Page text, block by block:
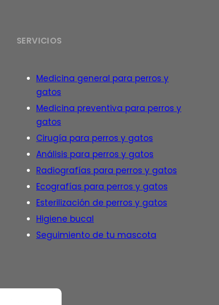
SERVICIOS
Medicina general para perros y
gatos
Medicina preventiva para perros y
gatos
Cirugía para perros y gatos
Análisis para perros y gatos
Radiografías para perros y gatos
Ecografías para perros y gatos
Esterilización de perros y gatos
Higiene bucal
Seguimiento de tu mascota